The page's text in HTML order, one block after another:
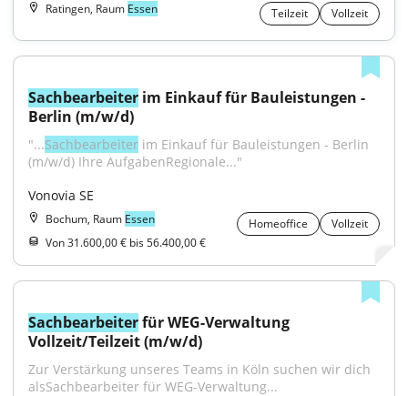
Ratingen, Raum Essen Teilzeit Vollzeit
Sachbearbeiter im Einkauf für Bauleistungen -
Berlin (m/w/d)
"...Sachbearbeiter im Einkauf für Bauleistungen - Berlin
(m/w/d) Ihre AufgabenRegionale..."
Vonovia SE
Bochum, Raum Essen Homeoffice
Vollzeit
Von 31.600,00 € bis 56.400,00 €
Sachbearbeiter für WEG-Verwaltung
Vollzeit/Teilzeit (m/w/d)
Zur Verstärkung unseres Teams in Köln suchen wir dich
alsSachbearbeiter für WEG-Verwaltung...